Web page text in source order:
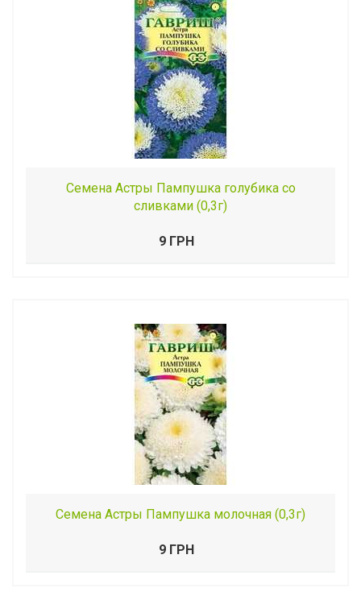
Семена Астры Пампушка голубика со
сливками (0,3г)
9 ГРН
Семена Астры Пампушка молочная (0,3г)
9 ГРН